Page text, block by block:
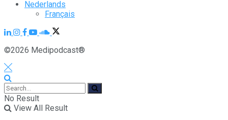
Nederlands
Français
©2026 Medipodcast®
No Result
View All Result